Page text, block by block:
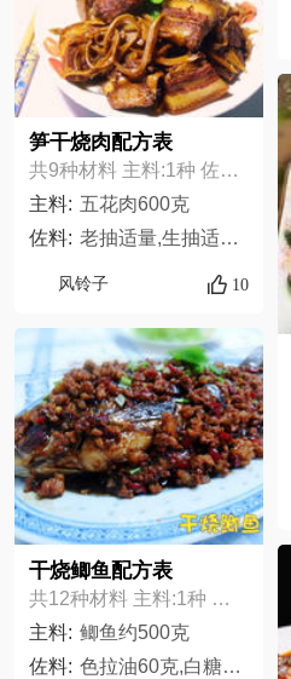
笋干烧肉配方表
共9种材料 主料:1种 佐料:8种
主料: 五花肉600克
佐料: 老抽适量,生抽适量,料酒2勺,八角2片,桂皮1小片,冰糖适量,笋干200克,葱适量
风铃子 10
干烧鲫鱼配方表
共12种材料 主料:1种 佐料:11种
主料: 鲫鱼约500克
佐料: 色拉油60克,白糖10克,黄酒100毫升,辣黄豆酱15克,辣椒油10毫升,味精2克,猪肉碎适量,葱5克,姜5克,蒜5克,剁椒15克